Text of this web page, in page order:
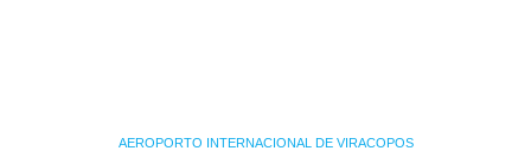
AEROPORTO INTERNACIONAL DE VIRACOPOS